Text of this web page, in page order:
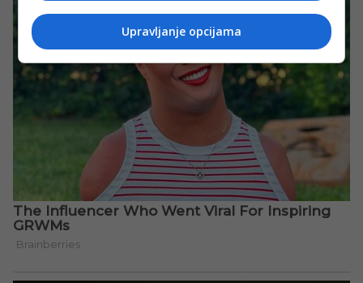
Upravljanje opcijama